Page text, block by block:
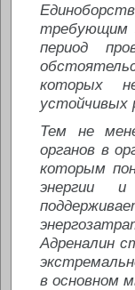
требующим
период
которых
устойчивых
Тем не
органов в
которым
энергии и
Адреналин
в основном